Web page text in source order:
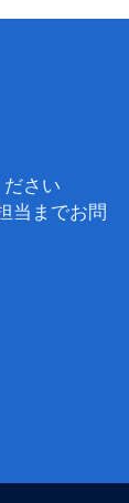
さい
当までお問